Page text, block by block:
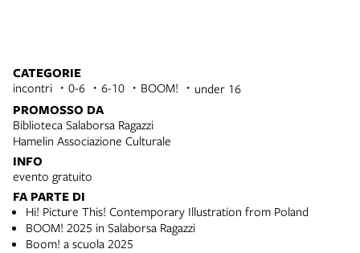
CATEGORIE
incontri 0-6 6-10 BOOM! under 16
PROMOSSO DA
Biblioteca Salaborsa Ragazzi
Hamelin Associazione Culturale
INFO
evento gratuito
FA PARTE DI
Hi! Picture This! Contemporary Illustration from Poland
BOOM! 2025 in Salaborsa Ragazzi
Boom! a scuola 2025